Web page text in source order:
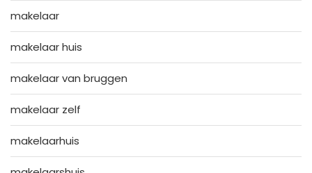
makelaar
makelaar huis
makelaar van bruggen
makelaar zelf
makelaarhuis